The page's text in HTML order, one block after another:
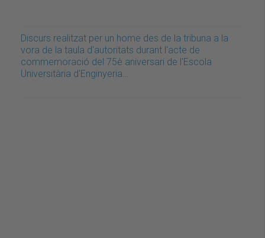
Discurs realitzat per un home des de la tribuna a la
vora de la taula d'autoritats durant l'acte de
commemoració del 75è aniversari de l'Escola
Universitària d'Enginyeria…